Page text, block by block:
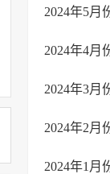
2024年5月
2024年4月
2024年3月
2024年2月
2024年1月